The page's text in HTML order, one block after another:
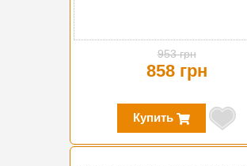
953 грн
858 грн
Купить